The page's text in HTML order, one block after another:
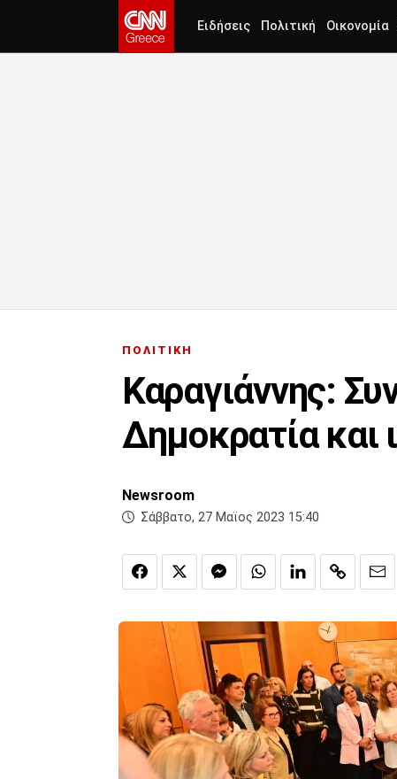
Ειδήσεις Πολιτική Οικονομία
ΠΟΛΙΤΙΚΗ
Καραγιάννης:
Δημοκρατία και
Newsroom
Σάββατο, 27 Μαϊος 2023 15:40